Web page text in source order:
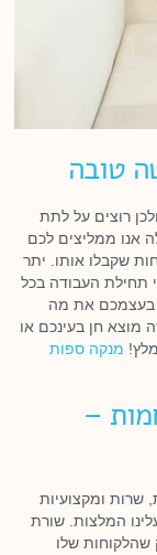
טובה
רוצים על לתת
אנו ממליצים לכם
שקבלו אותו. יתר
תחילת העבודה בכל
בעצמכם את מה
מוצא חן בעינכם או
מנקה ספות
–
שרות ומקצועיות
המלצות. שורת
שהלקוחות שלו